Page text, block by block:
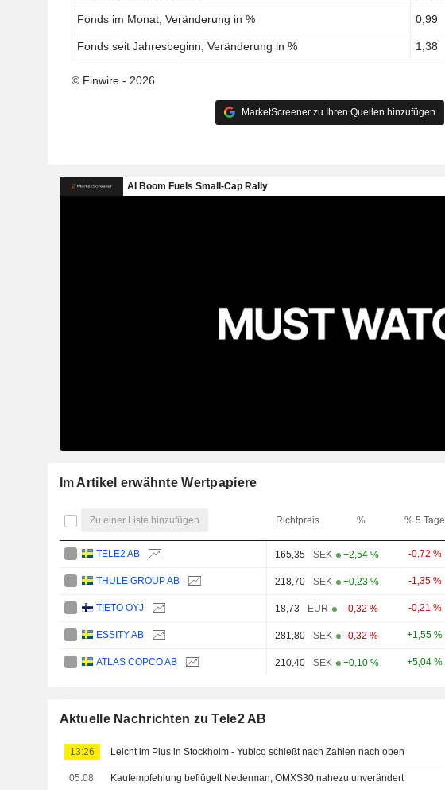
Fonds im Monat, Veränderung in % 0,99
Fonds seit Jahresbeginn, Veränderung in % 1,38
© Finwire - 2026
MarketScreener zu Ihren Quellen hinzufügen
Im Artikel erwähnte Wertpapiere
Zu einer Liste hinzufügen Richtpreis % % 5 Tage
TELE2 AB 165,35 SEK +2,54 % -0,72 %
THULE GROUP AB 218,70 SEK +0,23 % -1,35 %
TIETO OYJ 18,73 EUR -0,32 % -0,21 %
ESSITY AB 281,80 SEK -0,32 % +1,55 %
ATLAS COPCO AB 210,40 SEK +0,10 % +5,04 %
Aktuelle Nachrichten zu Tele2 AB
13:26 Leicht im Plus in Stockholm - Yubico schießt nach Zahlen nach oben
05.08. Kaufempfehlung beflügelt Nederman, OMXS30 nahezu unverändert